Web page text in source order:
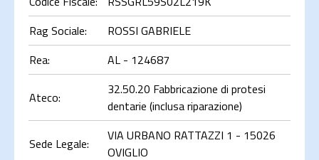
Rag Sociale:
ROSSI GABRIELE
Rea:
AL - 124687
Ateco:
32.50.20 Fabbricazione di protesi
dentarie (inclusa riparazione)
Sede Legale:
VIA URBANO RATTAZZI 1 - 15026
OVIGLIO